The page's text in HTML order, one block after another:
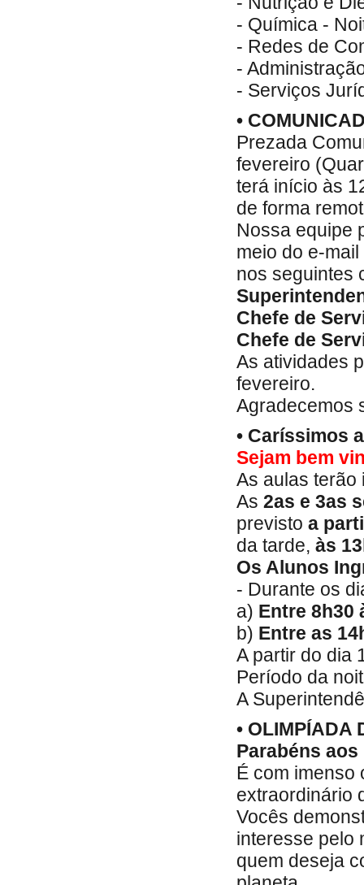
- Química -
- Redes de
-
- Serviços
•
Prezada
fevereiro
terá início às
de forma
Nossa equipe
meio do e-
nos seguintes
Chefe de
Chefe de
As atividades
fevereiro.
Agradecemos
• Caríssimos
Sejam bem
As aulas
As 2as e 3as
previsto a
da tarde, às
Os Alunos
- Durante os
a) Entre 8h30
b) Entre as
A partir do dia
Período da
A
• OLIMPÍADA
Parabéns
É com imenso
extraordinário
Vocês
interesse pelo
quem deseja